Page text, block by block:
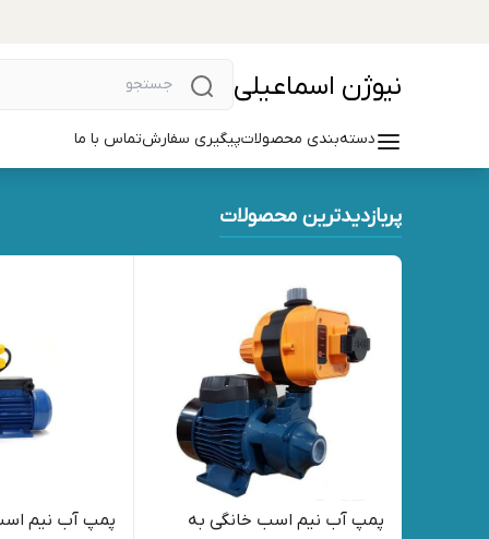
نیوژن اسماعیلی
دسته‌بندی محصولاتپیگیری سفارشتماس با ما
پربازدیدترین محصولات
پمپ آب نیم اسب خانگی به
پمپ آب نیم